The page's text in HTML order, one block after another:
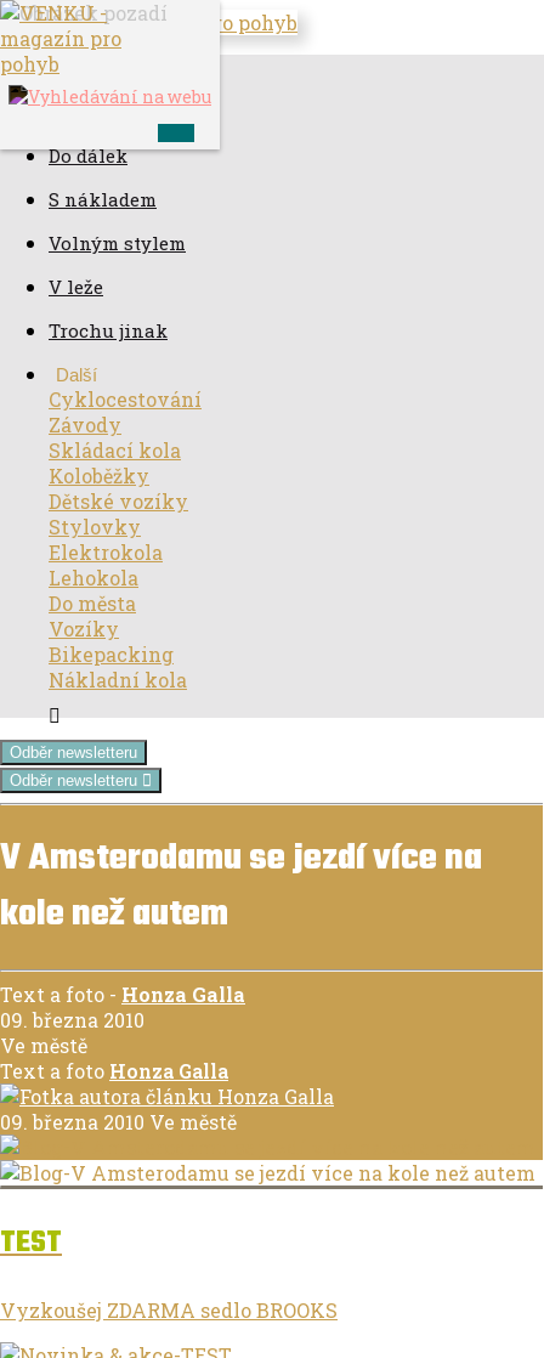
Ve městě
S dětmi
Do dálek
S nákladem
Volným stylem
V leže
Trochu jinak
Další
Cyklocestování
Závody
Skládací kola
Koloběžky
Dětské vozíky
Stylovky
Elektrokola
Lehokola
Do města
Vozíky
Bikepacking
Nákladní kola
Odběr newsletteru
Odběr newsletteru
V Amsterodamu se jezdí více na
kole než autem
Text a foto - Honza Galla
09. března 2010
Ve městě
Text a foto Honza Galla
09. března 2010 Ve městě
TEST
Vyzkoušej ZDARMA sedlo BROOKS